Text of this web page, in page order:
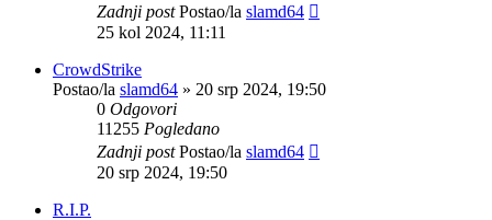
Zadnji postPostao/la slamd64
25 kol 2024, 11:11
CrowdStrike
Postao/la slamd64 » 20 srp 2024, 19:50
0 Odgovori
11255 Pogledano
Zadnji postPostao/la slamd64
20 srp 2024, 19:50
R.I.P.